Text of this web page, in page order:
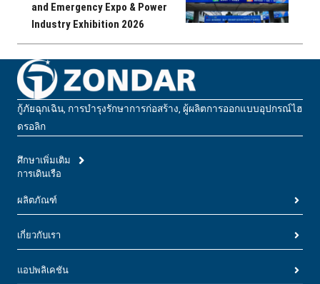
and Emergency Expo & Power
Industry Exhibition 2026
กู้ภัยฉุกเฉิน, การบํารุงรักษาการก่อสร้าง, ผู้ผลิตการออกแบบอุปกรณ์ไฮ
ดรอลิก
ศึกษาเพิ่มเติม
การเดินเรือ
ผลิตภัณฑ์
เกี่ยวกับเรา
แอปพลิเคชัน